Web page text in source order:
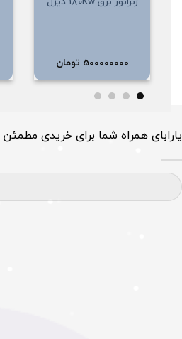
500000000 تومان
یارابای همراه شما برای خریدی مطمئن